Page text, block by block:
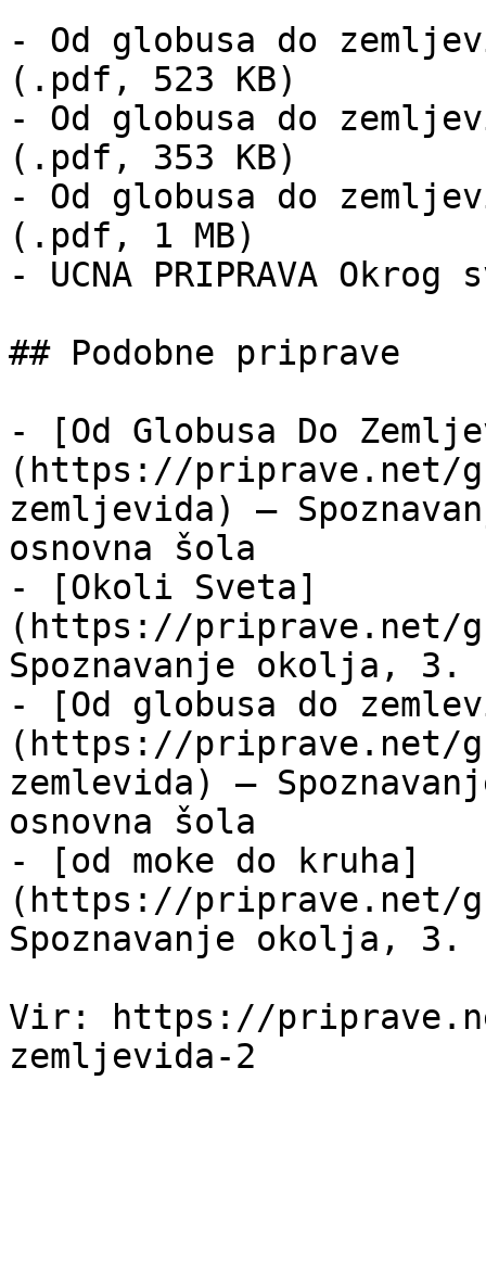
- Od globusa do
(.pdf, 523 KB)
- Od globusa do
(.pdf, 353 KB)
- Od globusa do
(.pdf, 1 MB)
- UCNA PRIPRAVA
## Podobne priprave
- [Od Globusa Do
(https://priprave.net/
zemljevida) —
osnovna šola
- [Okoli Sveta]
(https://priprave.net/
Spoznavanje okolja, 3.
- [Od globusa do
(https://priprave.net/
zemlevida) —
osnovna šola
- [od moke do kruha]
(https://priprave.net/
Spoznavanje okolja, 3.
Vir: https://